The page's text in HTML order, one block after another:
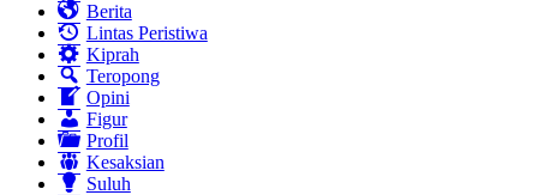
Berita
Lintas Peristiwa
Kiprah
Teropong
Opini
Figur
Profil
Kesaksian
Suluh